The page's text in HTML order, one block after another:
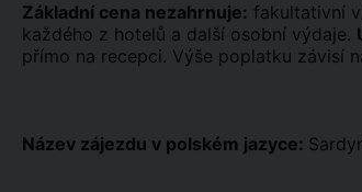
Základní cena nezahrnuje: fakultativní
každého z hotelů a další osobní výdaje.
přímo na recepci. Výše poplatku závisí
Název zájezdu v polském jazyce: